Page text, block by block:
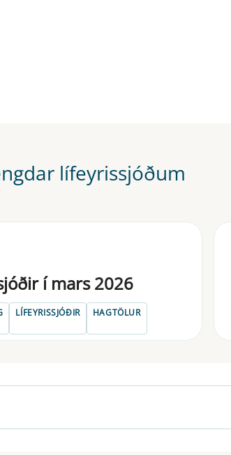
lífeyrissjóðum
í mars 2026
LÍFEYRISSJÓÐIR HAGTÖLUR